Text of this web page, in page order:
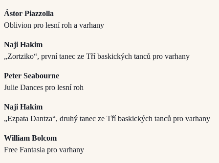
Ástor Piazzolla
Oblivion pro lesní roh a varhany
Naji Hakim
„Zortziko“, první tanec ze Tří baskických tanců pro varhany
Peter Seabourne
Julie Dances pro lesní roh
Naji Hakim
„Ezpata Dantza“, druhý tanec ze Tří baskických tanců pro varhany
William Bolcom
Free Fantasia pro varhany